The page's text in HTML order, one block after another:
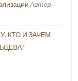
Автор
КТО И ЗАЧЕМ